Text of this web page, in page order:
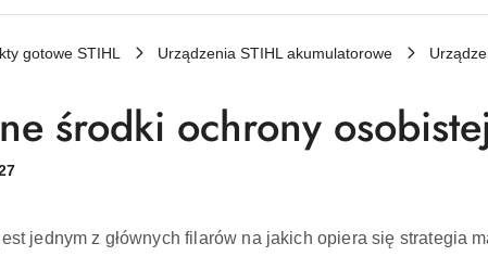
gotowe STIHL Urządzenia STIHL akumulatorowe
środki ochrony
jednym z głównych filarów na jakich opiera się strategia